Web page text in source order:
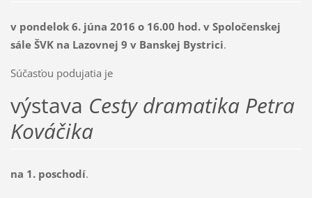
v pondelok 6. júna 2016 o 16.00 hod. v Spoločenskej
sále ŠVK na Lazovnej 9 v Banskej Bystrici.
Súčasťou podujatia je
výstava Cesty dramatika Petra
Kováčika
na 1. poschodí.